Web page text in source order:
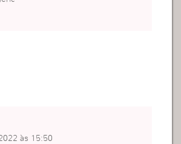
às 15:50